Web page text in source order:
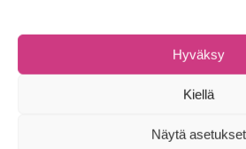
Hyväksy
Kiellä
Näytä asetukset